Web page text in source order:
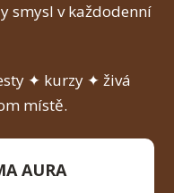
smysl v každodenní
✦ kurzy ✦ živá
místě.
AURA